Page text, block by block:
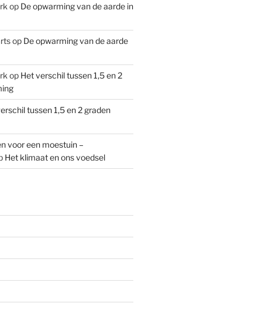
op De opwarming van de aarde in
op De opwarming van de aarde
op Het verschil tussen 1,5 en 2
tussen 1,5 en 2 graden
voor een moestuin –
Het klimaat en ons voedsel